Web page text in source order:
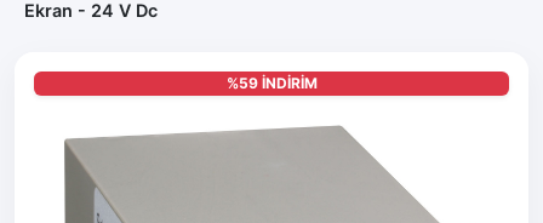
Ekran - 24 V Dc
%59 İNDİRİM